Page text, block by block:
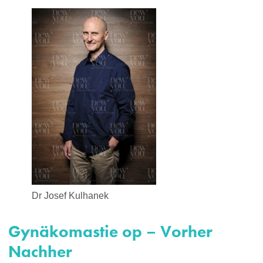
Dr Josef Kulhanek
Gynäkomastie op – Vorher
Nachher